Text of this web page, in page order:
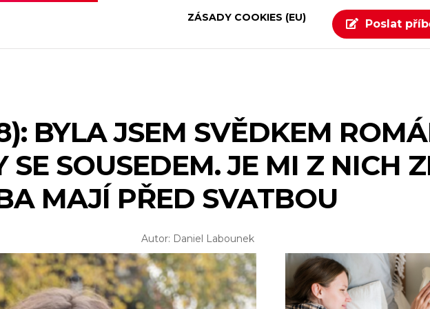
Poslat
ZÁSADY COOKIES (EU)
BYLA JSEM SVĚDKEM
SE SOUSEDEM. JE MI Z NICH
MAJÍ PŘED SVATBOU
Autor: Daniel Labounek